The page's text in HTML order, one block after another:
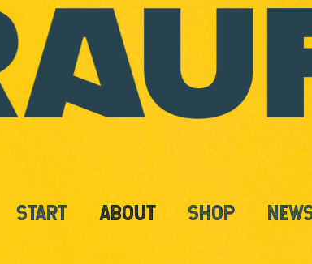
START ABOUT SHOP